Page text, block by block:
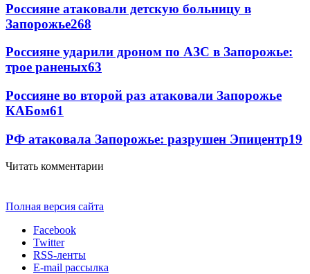
Россияне атаковали детскую больницу в
Запорожье268
Россияне ударили дроном по АЗС в Запорожье:
трое раненых63
Россияне во второй раз атаковали Запорожье
КАБом61
РФ атаковала Запорожье: разрушен Эпицентр19
Читать комментарии
Полная версия сайта
Facebook
Twitter
RSS-ленты
E-mail рассылка